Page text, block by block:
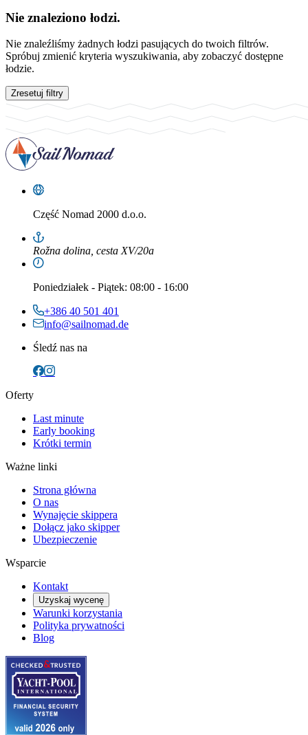
Nie znaleziono łodzi.
Nie znaleźliśmy żadnych łodzi pasujących do twoich filtrów.
Spróbuj zmienić kryteria wyszukiwania, aby zobaczyć dostępne
łodzie.
Zresetuj filtry
Część Nomad 2000 d.o.o.
Rožna dolina, cesta XV/20a
Poniedziałek - Piątek: 08:00 - 16:00
+386 40 501 401
info@sailnomad.de
Śledź nas na
Oferty
Last minute
Early booking
Krótki termin
Ważne linki
Strona główna
O nas
Wynajęcie skippera
Dołącz jako skipper
Ubezpieczenie
Wsparcie
Kontakt
Uzyskaj wycenę
Warunki korzystania
Polityka prywatności
Blog